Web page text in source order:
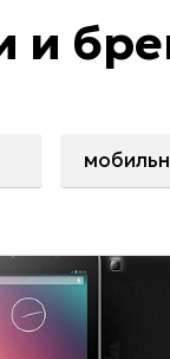
и